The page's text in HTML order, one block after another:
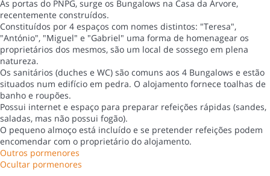
Ás portas do PNPG, surge os Bungalows na Casa da Árvore,
recentemente construídos.
Constituídos por 4 espaços com nomes distintos: "Teresa",
"António", "Miguel" e "Gabriel" uma forma de homenagear os
proprietários dos mesmos, são um local de sossego em plena
natureza.
Os sanitários (duches e WC) são comuns aos 4 Bungalows e estão
situados num edifício em pedra. O alojamento fornece toalhas de
banho e roupões.
Possui internet e espaço para preparar refeições rápidas (sandes,
saladas, mas não possui fogão).
O pequeno almoço está incluído e se pretender refeições podem
encomendar com o proprietário do alojamento.
Outros pormenores
Ocultar pormenores